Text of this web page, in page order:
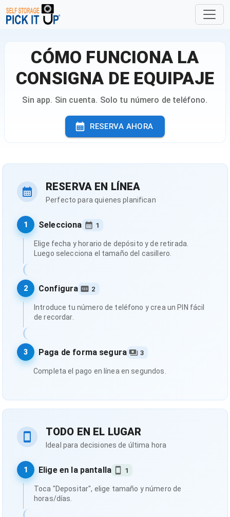
CÓMO FUNCIONA LA
CONSIGNA DE EQUIPAJE
Sin app. Sin cuenta. Solo tu número de teléfono.
RESERVA AHORA
RESERVA EN LÍNEA
Perfecto para quienes planifican
1 Selecciona 1
Elige fecha y horario de depósito y de retirada.
Luego selecciona el tamaño del casillero.
2 Configura 2
Introduce tu número de teléfono y crea un PIN fácil
de recordar.
3 Paga de forma segura 3
Completa el pago en línea en segundos.
TODO EN EL LUGAR
Ideal para decisiones de última hora
1 Elige en la pantalla 1
Toca "Depositar", elige tamaño y número de
horas/días.